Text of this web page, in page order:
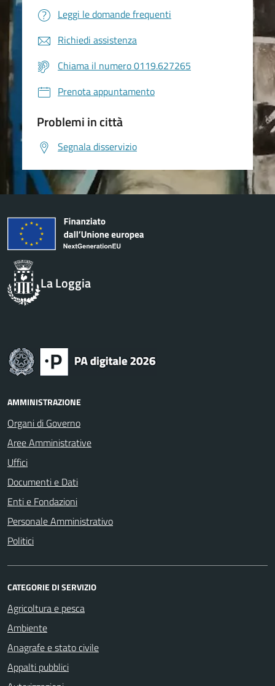
Leggi le domande frequenti
Richiedi assistenza
Chiama il numero 0119.627265
Prenota appuntamento
Problemi in città
Segnala disservizio
La Loggia
AMMINISTRAZIONE
Organi di Governo
Aree Amministrative
Uffici
Documenti e Dati
Enti e Fondazioni
Personale Amministrativo
Politici
CATEGORIE DI SERVIZIO
Agricoltura e pesca
Ambiente
Anagrafe e stato civile
Appalti pubblici